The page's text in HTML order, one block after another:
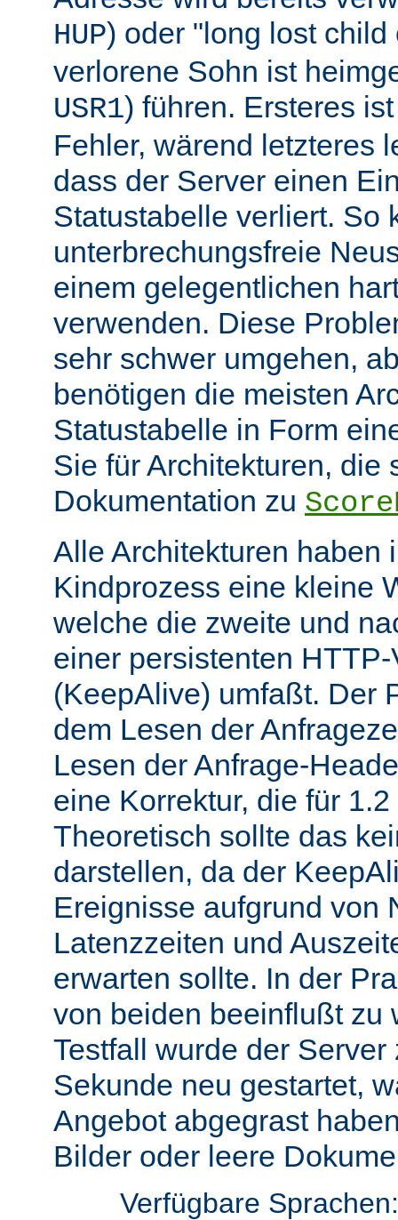
HUP) oder "long lost
verlorene Sohn ist
USR1) führen. Ersteres
Fehler, wärend letzteres
dass der Server einen
Statustabelle verliert. So
unterbrechungsfreie
einem gelegentlichen
verwenden. Diese
sehr schwer umgehen,
benötigen die meisten
Statustabelle in Form
Sie für Architekturen, die
Dokumentation zu
Alle Architekturen haben
Kindprozess eine kleine
welche die zweite und
einer persistenten
(KeepAlive) umfaßt. Der
dem Lesen der
Lesen der Anfrage-
eine Korrektur, die für
Theoretisch sollte das
darstellen, da der
Ereignisse aufgrund von
Latenzzeiten und
erwarten sollte. In der
von beiden beeinflußt zu
Testfall wurde der
Sekunde neu gestartet,
Angebot abgegrast
Bilder oder leere
Verfügbare